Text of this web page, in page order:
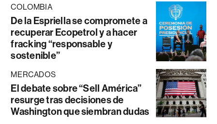
COLOMBIA
De la Espriella se compromete a
recuperar Ecopetrol y a hacer
fracking “responsable y
sostenible”
MERCADOS
El debate sobre “Sell América”
resurge tras decisiones de
Washington que siembran dudas